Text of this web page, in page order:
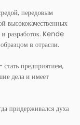
передовым
высококачественных
разработок. Kende
в отрасли.
предприятием,
дела и имеет
придерживался духа